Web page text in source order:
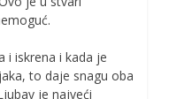
i iskrena i kada je
to daje snagu oba
je najveći